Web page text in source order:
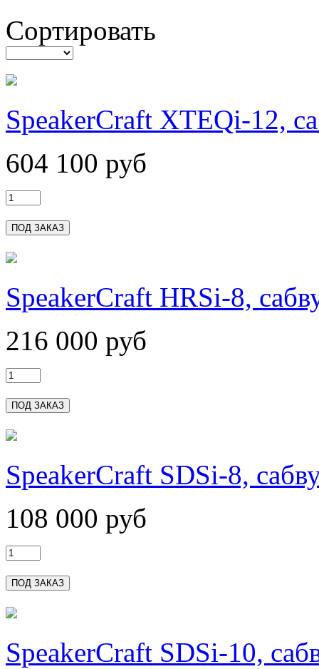
Сортировать
SpeakerCraft XTEQi-12,
604 100 руб
SpeakerCraft HRSi-8,
216 000 руб
SpeakerCraft SDSi-8,
108 000 руб
SpeakerCraft SDSi-10,